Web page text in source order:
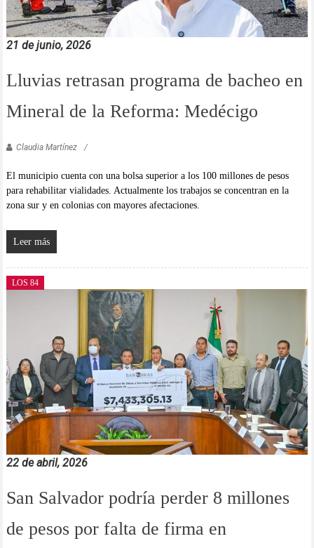
21 de junio, 2026
Lluvias retrasan programa de bacheo en
Mineral de la Reforma: Medécigo
Claudia Martínez
El municipio cuenta con una bolsa superior a los 100 millones de pesos
para rehabilitar vialidades. Actualmente los trabajos se concentran en la
zona sur y en colonias con mayores afectaciones.
Leer más
LOS 84
22 de abril, 2026
San Salvador podría perder 8 millones
de pesos por falta de firma en